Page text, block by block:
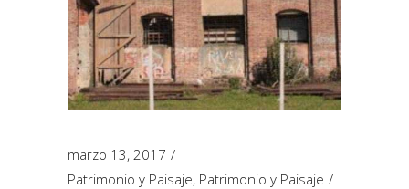
marzo 13, 2017
Patrimonio y Paisaje, Patrimonio y Paisaje